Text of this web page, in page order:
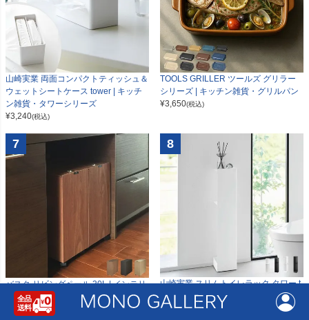
山崎実業 両面コンパクトティッシュ＆
ウェットシートケース tower | キッチ
ン雑貨・タワーシリーズ
¥3,240(税込)
TOOLS GRILLER ツールズ グリラー
シリーズ | キッチン雑貨・グリルパン
¥3,650(税込)
7
バスク リビングペール 30L | インテリ
ア雑貨・ゴミ箱
14,500(税込)
8
山崎実業 スリムトイレラック タワー t
ower | トイレ雑貨・タワーシリーズ
¥
6,200(税込)